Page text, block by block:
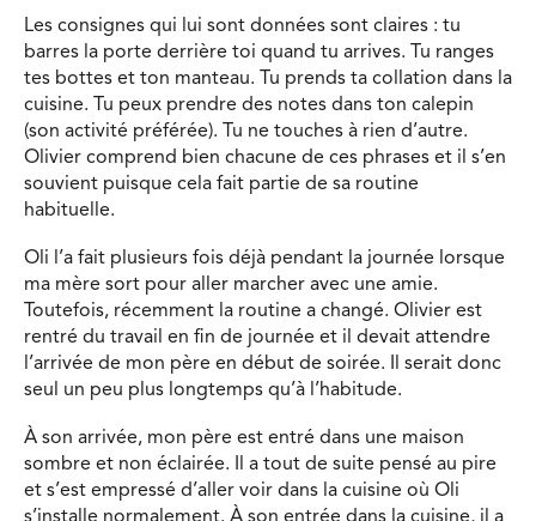
Les consignes qui lui sont données sont claires : tu
barres la porte derrière toi quand tu arrives. Tu ranges
tes bottes et ton manteau. Tu prends ta collation dans la
cuisine. Tu peux prendre des notes dans ton calepin
(son activité préférée). Tu ne touches à rien d’autre.
Olivier comprend bien chacune de ces phrases et il s’en
souvient puisque cela fait partie de sa routine
habituelle.
Oli l’a fait plusieurs fois déjà pendant la journée lorsque
ma mère sort pour aller marcher avec une amie.
Toutefois, récemment la routine a changé. Olivier est
rentré du travail en fin de journée et il devait attendre
l’arrivée de mon père en début de soirée. Il serait donc
seul un peu plus longtemps qu’à l’habitude.
À son arrivée, mon père est entré dans une maison
sombre et non éclairée. Il a tout de suite pensé au pire
et s’est empressé d’aller voir dans la cuisine où Oli
s’installe normalement. À son entrée dans la cuisine, il a